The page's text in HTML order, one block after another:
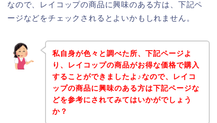
なので、レイコップの商品に興味のある方は、下記ペ
ージなどをチェックされるとよいかもしれません。
私自身が色々と調べた所、下記ページよ
り、レイコップの商品がお得な価格で購入
することができましたよ♪なので、レイコ
ップの商品に興味のある方は下記ページな
どを参考にされてみてはいかがでしょう
か？